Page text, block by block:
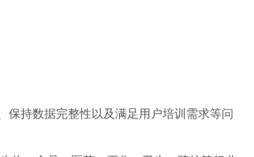
保持数据完整性以及满足用户培训需求等问